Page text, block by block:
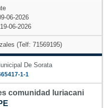
06-2026
06-2026
(Telf: 71569195)
De Sorata
1-1
comunidad luriacani